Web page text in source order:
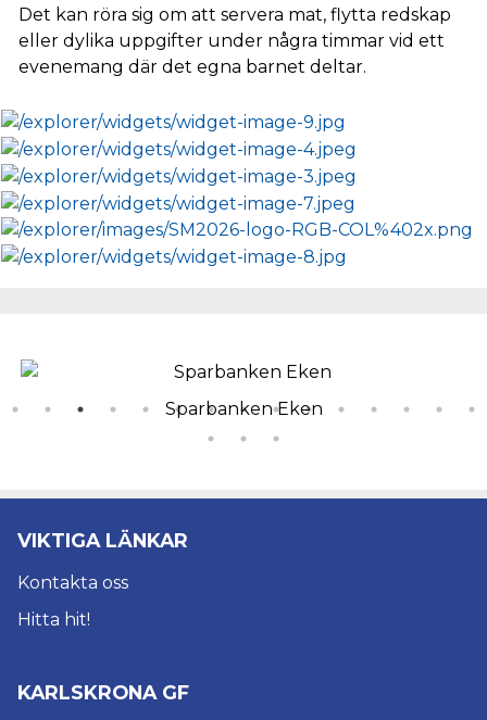
Det kan röra sig om att servera mat, flytta redskap
eller dylika uppgifter under några timmar vid ett
evenemang där det egna barnet deltar.
Craft
VIKTIGA LÄNKAR
Kontakta oss
Hitta hit!
KARLSKRONA GF